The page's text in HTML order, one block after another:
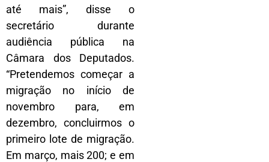
até mais”, disse o
secretário durante
audiência pública na
Câmara dos Deputados.
“Pretendemos começar a
migração no início de
novembro para, em
dezembro, concluirmos o
primeiro lote de migração.
Em março, mais 200; e em